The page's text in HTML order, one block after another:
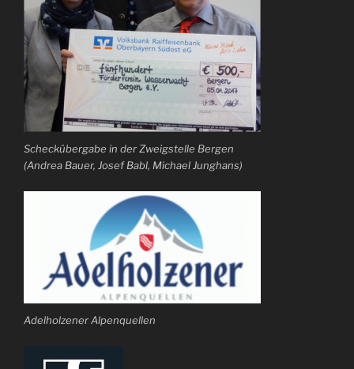
Scheckübergabe in der Zweigstelle Bergen
(Andrea Bauer, Josef Babl, Michael Junghans)
Adelholzener Alpenquellen